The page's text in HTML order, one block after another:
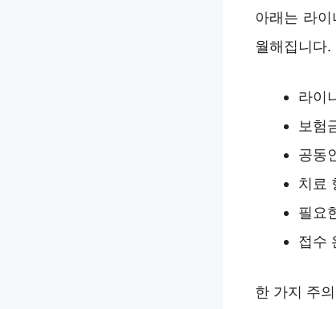
아래는 라
월해집니다.
라이
보험
공동
치료
필요
접수
한 가지 주